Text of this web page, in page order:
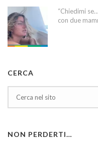
“Chiedimi
con due
CERCA
NON PERDERTI…